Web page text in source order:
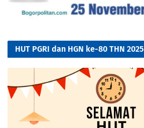
HUT PGRI dan HGN ke-80 THN 2025